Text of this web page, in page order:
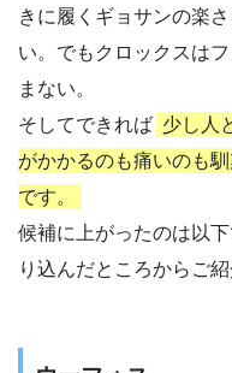
きに履くギョサンの楽
い。でもクロックスは
まない。
そしてできれば 少し人
がかかるのも痛いのも
です。
候補に上がったのは以
り込んだところからご紹